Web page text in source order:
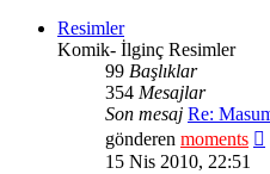
Resimler
Komik- İlginç Resimler
99 Başlıklar
354 Mesajlar
Son mesaj Re:
gönderen moments
15 Nis 2010, 22:51